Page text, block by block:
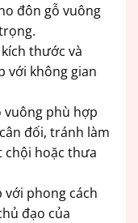
đôn gỗ vuông
thước và
với không gian
vuông phù hợp
đối, tránh làm
chội hoặc thưa
với phong cách
đạo của